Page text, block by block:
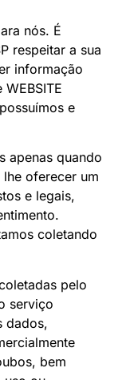
nós. É
respeitar a sua
informação
e
apenas quando
oferecer um
e legais,
coletando
pelo
serviço
dados,
bem